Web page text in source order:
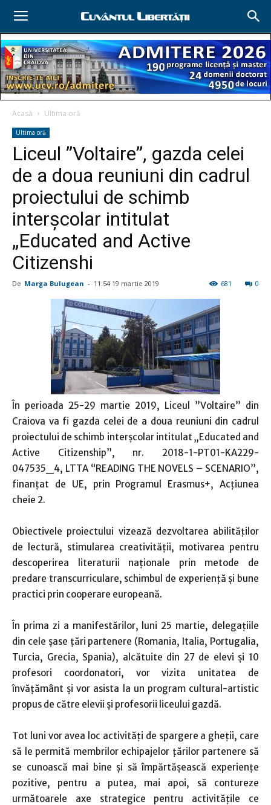
Acasă Ultima oră
Ultima oră
Liceul ”Voltaire”, gazda celei
de a doua reuniuni din cadrul
proiectului de schimb
interșcolar intitulat
„Educated and Active
Citizenshi
De Marga Bulugean - 11:54 19 martie 2019 0
681
În perioada 25-29 martie 2019, Liceul ”Voltaire” din
Craiova va fi gazda celei de a doua reuniuni din cadrul
proiectului de schimb interșcolar intitulat „Educated and
Active Citizenship”, nr. 2018-1-PT01-KA229-
047535_4, LTTA “READING THE NOVELS – SCENARIO”,
finanțat de UE, prin Programul Erasmus+, Acțiunea
cheie 2.
Obiectivele proiectului vizează dezvoltarea abilităților
de lectură, stimularea creativității, motivarea pentru
descoperirea literaturii naționale prin metode de
predare transcurriculare, schimbul de experienţă şi bune
practici prin cooperare europeană.
În prima zi a manifestărilor, luni 25 martie, delegațiile
din cele șase țări partenere (Romania, Italia, Portugalia,
Turcia, Grecia, Spania), alcătuite din 27 de elevi și 10
profesori coordonatori, vor vizita unitatea de
învățământ și vor asista la un program cultural-artistic
propus de către elevii și profesorii liceului gazdă.
Tot luni vor avea loc activități de spargere a gheții, care
să le permită membrilor echipajelor țărilor partenere să
se cunoască mai bine și să împărtășească experiențe
pozitive, pentru a putea, mai apoi, să contureze
următoarele axe strategice pentru activitățile ce